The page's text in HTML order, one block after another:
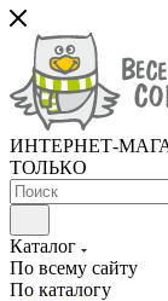
ИНТЕРНЕТ-
ТОЛЬКО
Каталог
По всему сайту
По каталогу